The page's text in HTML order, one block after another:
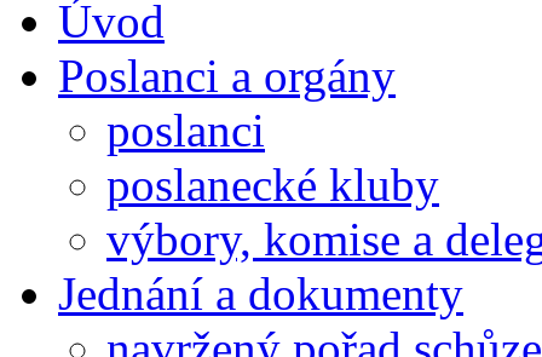
Úvod
Poslanci a orgány
poslanci
poslanecké kluby
výbory, komise a
Jednání a dokumenty